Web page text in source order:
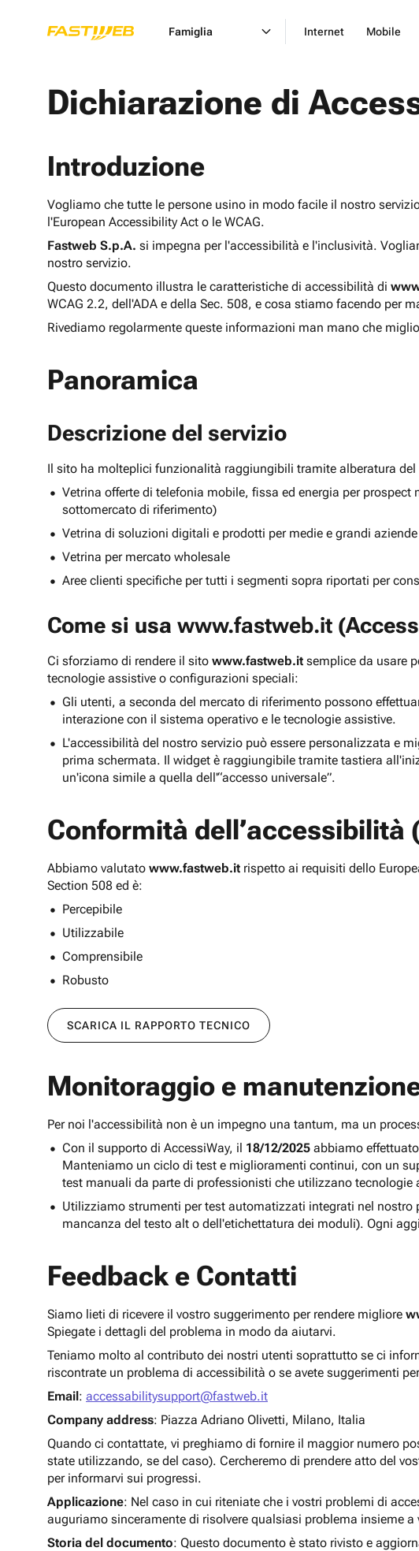
Famiglia Internet Mobile
Dichiarazione di
Introduzione
Vogliamo che tutte le persone usino in modo facile il nostro
l'European Accessibility Act o le WCAG.
Fastweb S.p.A. si impegna per l'accessibilità e l'inclusività.
nostro servizio.
Questo documento illustra le caratteristiche di accessibilità di
WCAG 2.2, dell'ADA e della Sec. 508, e cosa stiamo facendo per
Rivediamo regolarmente queste informazioni man mano che
Panoramica
Descrizione del servizio
Il sito ha molteplici funzionalità raggiungibili tramite alberatura del
Vetrina offerte di telefonia mobile, fissa ed energia per
sottomercato di riferimento)
Vetrina di soluzioni digitali e prodotti per medie e grandi aziende
Vetrina per mercato wholesale
Aree clienti specifiche per tutti i segmenti sopra riportati per
Come si usa www.fastweb.it
Ci sforziamo di rendere il sito www.fastweb.it semplice da usare
tecnologie assistive o configurazioni speciali:
Gli utenti, a seconda del mercato di riferimento possono
interazione con il sistema operativo e le tecnologie assistive.
L'accessibilità del nostro servizio può essere personalizzata e
prima schermata. Il widget è raggiungibile tramite tastiera
un'icona simile a quella dell'“accesso universale”.
Conformità
Abbiamo valutato www.fastweb.it rispetto ai requisiti dello
Section 508 ed è:
Percepibile
Utilizzabile
Comprensibile
Robusto
SCARICA IL RAPPORTO TECNICO
Monitoraggio e
Per noi l'accessibilità non è un impegno una tantum, ma un
Con il supporto di AccessiWay, il 18/12/2025 abbiamo
Manteniamo un ciclo di test e miglioramenti continui, con un
test manuali da parte di professionisti che utilizzano tecnologie
Utilizziamo strumenti per test automatizzati integrati nel
mancanza del testo alt o dell'etichettatura dei moduli). Ogni
Feedback e Contatti
Siamo lieti di ricevere il vostro suggerimento per rendere migliore
Spiegate i dettagli del problema in modo da aiutarvi.
Teniamo molto al contributo dei nostri utenti soprattutto se ci
riscontrate un problema di accessibilità o se avete suggerimenti
Email: accessabilitysupport@fastweb.it
Company address: Piazza Adriano Olivetti, Milano, Italia
Quando ci contattate, vi preghiamo di fornire il maggior numero
state utilizzando, se del caso). Cercheremo di prendere atto del
per informarvi sui progressi.
Applicazione: Nel caso in cui riteniate che i vostri problemi di
auguriamo sinceramente di risolvere qualsiasi problema insieme
Storia del documento: Questo documento è stato rivisto e